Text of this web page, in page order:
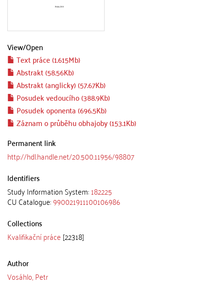
View/Open
Text práce (1.615Mb)
Abstrakt (58.56Kb)
Abstrakt (anglicky) (57.67Kb)
Posudek vedoucího (388.9Kb)
Posudek oponenta (696.5Kb)
Záznam o průběhu obhajoby (153.1Kb)
Permanent link
http://hdl.handle.net/20.500.11956/98807
Identifiers
Study Information System:182225
CU Catalogue:990021911100106986
Collections
Kvalifikační práce [22318]
Author
Vosáhlo, Petr